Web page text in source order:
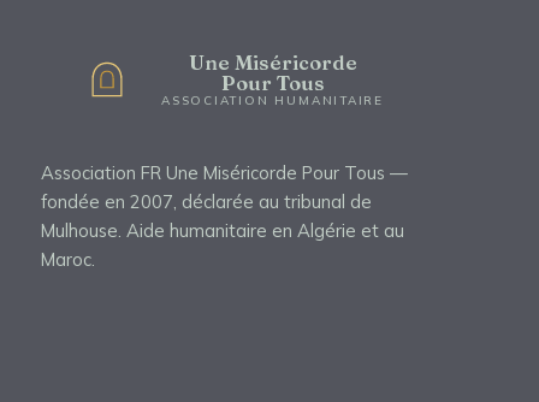
Une Miséricorde
Pour Tous
ASSOCIATION HUMANITAIRE
Association FR Une Miséricorde Pour Tous —
fondée en 2007, déclarée au tribunal de
Mulhouse. Aide humanitaire en Algérie et au
Maroc.